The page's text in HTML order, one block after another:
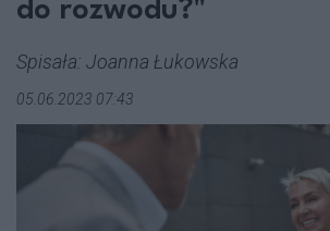
do rozwodu?"
Spisała: Joanna Łukowska
05.06.2023 07:43